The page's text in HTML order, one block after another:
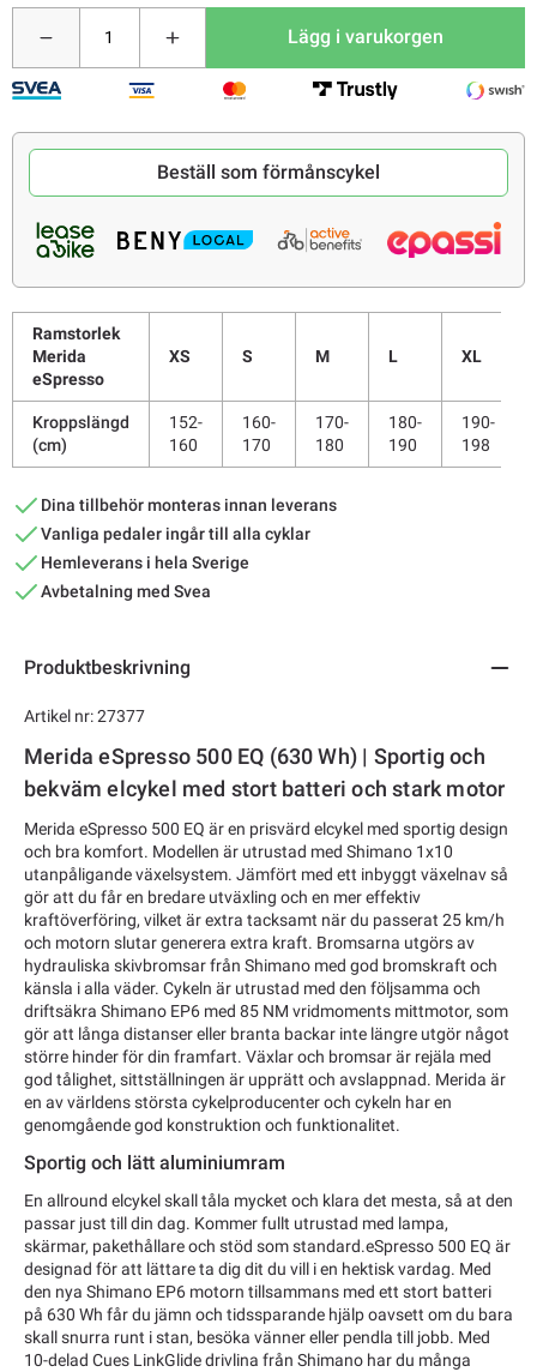
Lägg i varukorgen
Beställ som förmånscykel
Ramstorlek
Merida
eSpresso
XS S M L XL
Kroppslängd
(cm)
152-
160
160-
170
170-
180
180-
190
190-
198
Dina tillbehör monteras innan leverans
Vanliga pedaler ingår till alla cyklar
Hemleverans i hela Sverige
Avbetalning med Svea
Produktbeskrivning
Artikel nr: 27377
Merida eSpresso 500 EQ (630 Wh) | Sportig och
bekväm elcykel med stort batteri och stark motor
Merida eSpresso 500 EQ är en prisvärd elcykel med sportig design
och bra komfort. Modellen är utrustad med Shimano 1x10
utanpåligande växelsystem. Jämfört med ett inbyggt växelnav så
gör att du får en bredare utväxling och en mer effektiv
kraftöverföring, vilket är extra tacksamt när du passerat 25 km/h
och motorn slutar generera extra kraft. Bromsarna utgörs av
hydrauliska skivbromsar från Shimano med god bromskraft och
känsla i alla väder. Cykeln är utrustad med den följsamma och
driftsäkra Shimano EP6 med 85 NM vridmoments mittmotor, som
gör att långa distanser eller branta backar inte längre utgör något
större hinder för din framfart. Växlar och bromsar är rejäla med
god tålighet, sittställningen är upprätt och avslappnad. Merida är
en av världens största cykelproducenter och cykeln har en
genomgående god konstruktion och funktionalitet.
Sportig och lätt aluminiumram
En allround elcykel skall tåla mycket och klara det mesta, så at den
passar just till din dag. Kommer fullt utrustad med lampa,
skärmar, pakethållare och stöd som standard.eSpresso 500 EQ är
designad för att lättare ta dig dit du vill i en hektisk vardag. Med
den nya Shimano EP6 motorn tillsammans med ett stort batteri
på 630 Wh får du jämn och tidssparande hjälp oavsett om du bara
skall snurra runt i stan, besöka vänner eller pendla till jobb. Med
10-delad Cues LinkGlide drivlina från Shimano har du många